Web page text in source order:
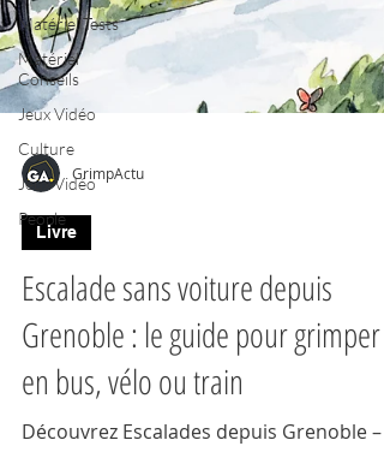
Matériel Tests
Matériel
Conseils
Jeux Vidéo
Culture
Jeux Vidéo
People GrimpActu
Livre
Escalade sans voiture depuis
Grenoble : le guide pour grimper
en bus, vélo ou train